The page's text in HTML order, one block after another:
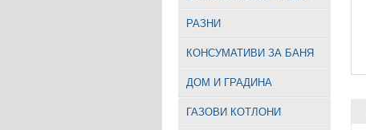
РАЗНИ
КОНСУМАТИВИ ЗА БАНЯ
ДОМ И ГРАДИНА
ГАЗОВИ КОТЛОНИ